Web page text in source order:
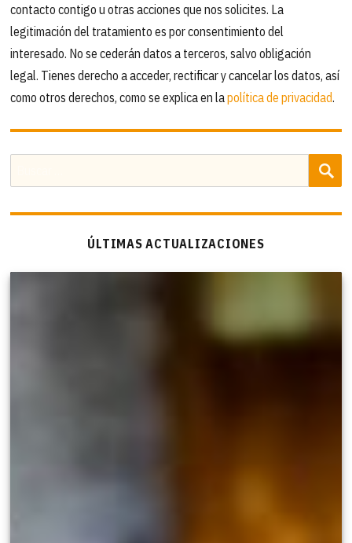
contacto contigo u otras acciones que nos solicites. La
legitimación del tratamiento es por consentimiento del
interesado. No se cederán datos a terceros, salvo obligación
legal. Tienes derecho a acceder, rectificar y cancelar los datos, así
como otros derechos, como se explica en lapolítica de privacidad.
por:
ÚLTIMAS ACTUALIZACIONES